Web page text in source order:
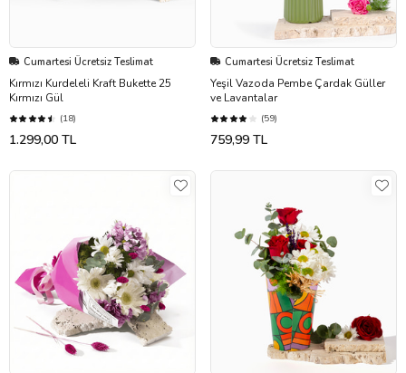
Cumartesi Ücretsiz Teslimat
Kırmızı Kurdeleli Kraft Bukette 25
Kırmızı Gül
(18)
1.299,00 TL
Cumartesi Ücretsiz Teslimat
Yeşil Vazoda Pembe Çardak Güller
ve Lavantalar
(59)
759,99 TL